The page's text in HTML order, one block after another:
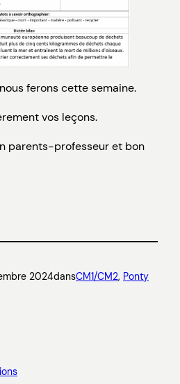
ferons cette semaine.
vos leçons.
parents-professeur et bon
2024dansCM1/CM2, Ponty